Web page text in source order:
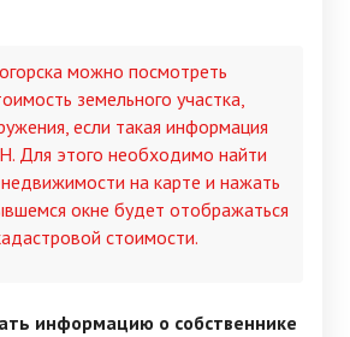
можно посмотреть
земельного участка,
если такая информация
Для этого необходимо найти
на карте и нажать
окне будет отображаться
стоимости.
информацию о собственнике